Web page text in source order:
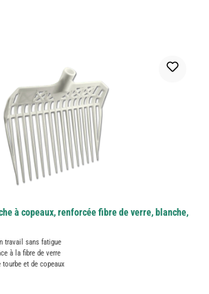
à copeaux, renforcée fibre de verre, blanche,
travail sans fatigue
à la fibre de verre
et de copeaux